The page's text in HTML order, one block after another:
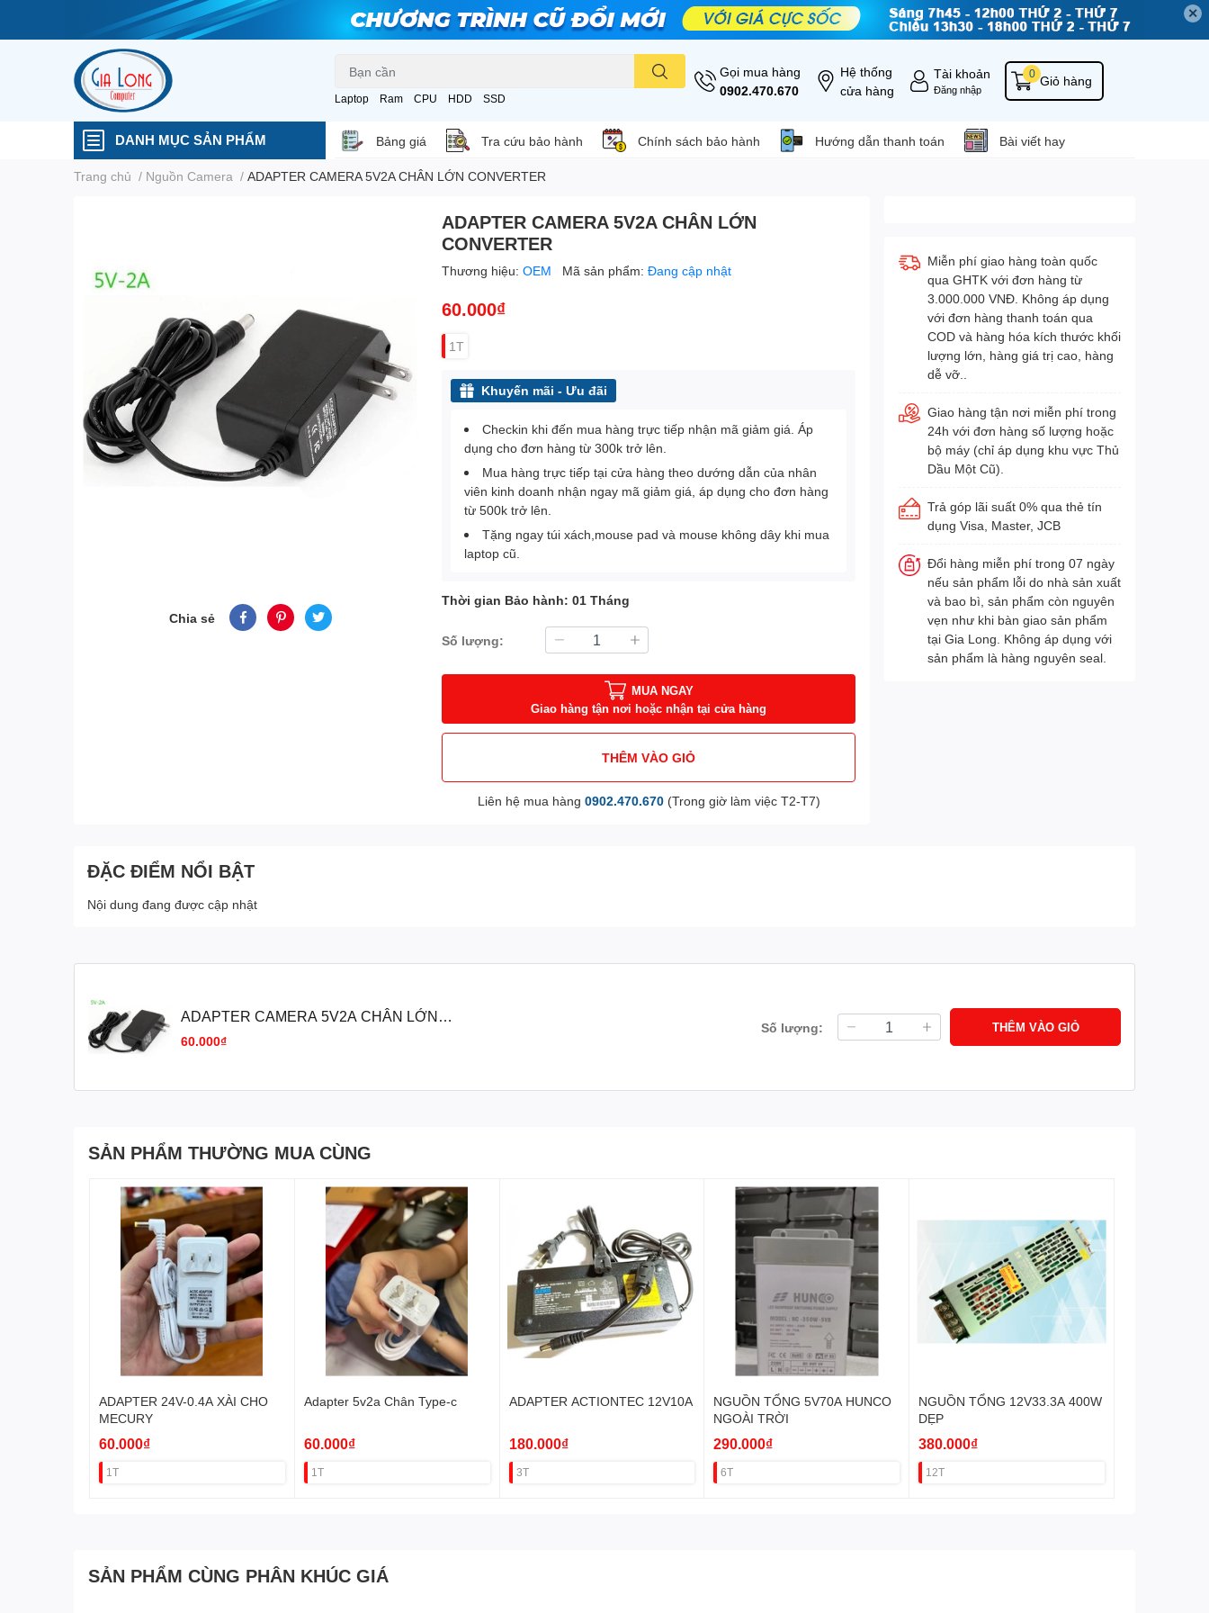
✕
Laptop Ram CPU HDD SSD
Gọi mua hàng
0902.470.670
Hệ thống
cửa hàng
Tài khoản
Đăng nhập
Giỏ hàng
0
DANH MỤC SẢN PHẨM Bảng giá Tra cứu bảo hành Chính sách bảo hành Hướng dẫn thanh toán Bài viết hay
Trang chủ / Nguồn Camera / ADAPTER CAMERA 5V2A CHÂN LỚN CONVERTER
Chia sẻ
ADAPTER CAMERA 5V2A CHÂN LỚN
CONVERTER
Thương hiệu:OEM Mã sản phẩm:Đang cập nhật
60.000₫
1T
Khuyến mãi - Ưu đãi
Checkin khi đến mua hàng trực tiếp nhận mã giảm giá. Áp
dụng cho đơn hàng từ 300k trở lên.
Mua hàng trực tiếp tại cửa hàng theo dướng dẫn của nhân
viên kinh doanh nhận ngay mã giảm giá, áp dụng cho đơn hàng
từ 500k trở lên.
Tặng ngay túi xách,mouse pad và mouse không dây khi mua
laptop cũ.
Thời gian Bảo hành: 01 Tháng
Số lượng:
MUA NGAY
Giao hàng tận nơi hoặc nhận tại cửa hàng
THÊM VÀO GIỎ
Liên hệ mua hàng 0902.470.670(Trong giờ làm việc T2-T7)
Miễn phí giao hàng toàn quốc
qua GHTK với đơn hàng từ
3.000.000 VNĐ. Không áp dụng
với đơn hàng thanh toán qua
COD và hàng hóa kích thước khối
lượng lớn, hàng giá trị cao, hàng
dễ vỡ..
Giao hàng tận nơi miễn phí trong
24h với đơn hàng số lượng hoặc
bộ máy (chỉ áp dụng khu vực Thủ
Dầu Một Cũ).
Trả góp lãi suất 0% qua thẻ tín
dụng Visa, Master, JCB
Đổi hàng miễn phí trong 07 ngày
nếu sản phẩm lỗi do nhà sản xuất
và bao bì, sản phẩm còn nguyên
vẹn như khi bàn giao sản phẩm
tại Gia Long. Không áp dụng với
sản phẩm là hàng nguyên seal.
ĐẶC ĐIỂM NỔI BẬT
Nội dung đang được cập nhật
ADAPTER CAMERA 5V2A CHÂN LỚN
CONVERTER
60.000₫
Số lượng: THÊM VÀO GIỎ
SẢN PHẨM THƯỜNG MUA CÙNG
ADAPTER 24V-0.4A XÀI CHO
MECURY
60.000₫
1T
Adapter 5v2a Chân Type-c
60.000₫
1T
ADAPTER ACTIONTEC 12V10A
180.000₫
3T
NGUỒN TỔNG 5V70A HUNCO
NGOÀI TRỜI
290.000₫
6T
NGUỒN TỔNG 12V33.3A 400W
DẸP
380.000₫
12T
SẢN PHẨM CÙNG PHÂN KHÚC GIÁ